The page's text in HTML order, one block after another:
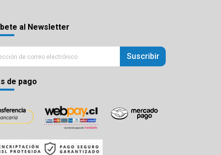
al Newsletter
Suscribir
de pago